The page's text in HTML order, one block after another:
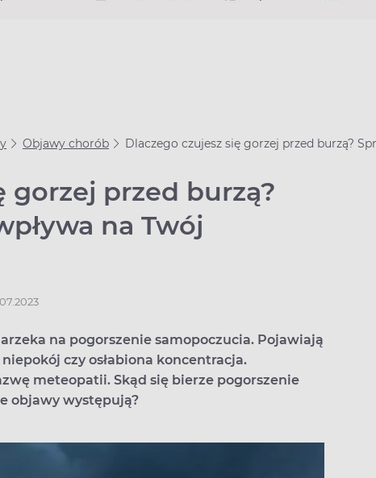
Objawy chorób Dlaczego czujesz się gorzej przed burzą?
gorzej przed burzą?
na Twój
na pogorszenie samopoczucia. Pojawiają
czy osłabiona koncentracja.
meteopatii. Skąd się bierze pogorszenie
objawy występują?